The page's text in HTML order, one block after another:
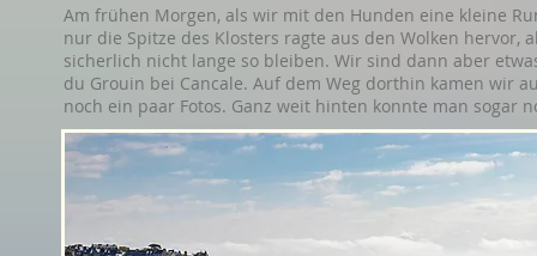
Am frühen Morgen, als wir mit den Hunden eine kleine
nur die Spitze des Klosters ragte aus den Wolken
sicherlich nicht lange so bleiben. Wir sind dann aber
du Grouin bei Cancale. Auf dem Weg dorthin kamen wir
noch ein paar Fotos. Ganz weit hinten konnte man sogar